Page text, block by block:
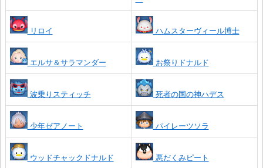
リロイ ハムスターヴィール博士
エルサ＆サラマンダー お祭りドナルド
波乗りスティッチ 死者の国の神ハデス
少年ゼアノート パイレーツソラ
ウッドチャックドナルド 悪だくみピート